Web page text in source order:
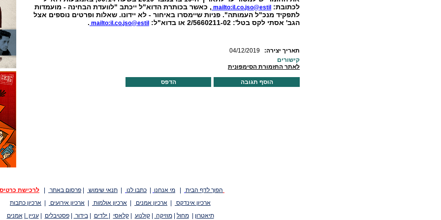
לכתובת: mailto:il.co.jso@estil , כאשר בכותרת הדוא"ל ייכתב "לוועדת הבחינה - מועמדות
לתפקיד מנכ"ל העמותה". פניות שיימסרו באיחור - לא יידונו. שאלות ופרטים נוספים אצל
הגב' אסתי לקס בטל': 2/5660211-02 או בדוא"ל:
mailto:il.co.jso@estil
.
04/12/2019
:תאריך יצירה
קישורים
לאתר התזמורת הסימפונית
הדפס הוסף תגובה
הפוך לדף הבית מי אנחנו כתבו לנו תנאי שימוש פרסום באתר
לרכישת
ארכיון אינדקס
ארכיון אמנים ארכיון אולמות ארכיון אירועים
ארכיון כתבות
תיאטרון
|מחול |מוזיקה |קולנוע |קלאסי ילדים |בידור |פסטיבלים |עניין |אמנים